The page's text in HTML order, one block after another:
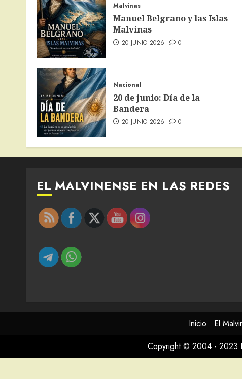
Malvinas
Manuel Belgrano y las Islas
Malvinas
20 JUNIO 2026 0
Nacional
20 de junio: Día de la
Bandera
20 JUNIO 2026 0
EL MALVINENSE EN LAS REDES
Inicio El
Copyright © 2004 - 2023